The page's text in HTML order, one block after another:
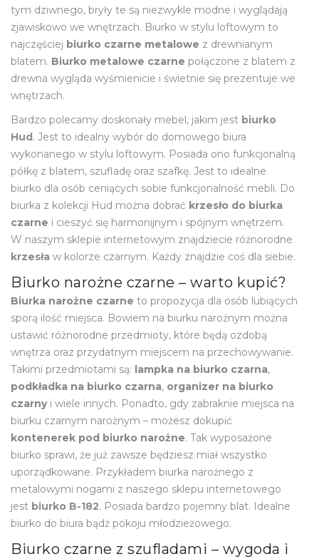
tym dziwnego, bryły te są niezwykle modne i wyglądają
zjawiskowo we wnętrzach. Biurko w stylu loftowym to
najczęściej biurko czarne metalowe z drewnianym
blatem. Biurko metalowe czarne połączone z blatem z
drewna wygląda wyśmienicie i świetnie się prezentuje we
wnętrzach.
Bardzo polecamy doskonały mebel, jakim jest biurko
Hud. Jest to idealny wybór do domowego biura
wykonanego w stylu loftowym. Posiada ono funkcjonalną
półkę z blatem, szufladę oraz szafkę. Jest to idealne
biurko dla osób ceniących sobie funkcjonalność mebli. Do
biurka z kolekcji Hud można dobrać krzesło do biurka
czarne i cieszyć się harmonijnym i spójnym wnętrzem.
W naszym sklepie internetowym znajdziecie różnorodne
krzesła w kolorze czarnym. Każdy znajdzie coś dla siebie.
Biurko narożne czarne – warto kupić?
Biurka narożne czarne to propozycja dla osób lubiących
sporą ilość miejsca. Bowiem na biurku narożnym można
ustawić różnorodne przedmioty, które będą ozdobą
wnętrza oraz przydatnym miejscem na przechowywanie.
Takimi przedmiotami są: lampka na biurko czarna,
podkładka na biurko czarna, organizer na biurko
czarnyi wiele innych. Ponadto, gdy zabraknie miejsca na
biurku czarnym narożnym – możesz dokupić
kontenerek pod biurko narożne. Tak wyposażone
biurko sprawi, że już zawsze będziesz miał wszystko
uporządkowane. Przykładem biurka narożnego z
metalowymi nogami z naszego sklepu internetowego
jest biurko B-182. Posiada bardzo pojemny blat. Idealne
biurko do biura bądź pokoju młodzieżowego.
Biurko czarne z szufladami – wygoda i